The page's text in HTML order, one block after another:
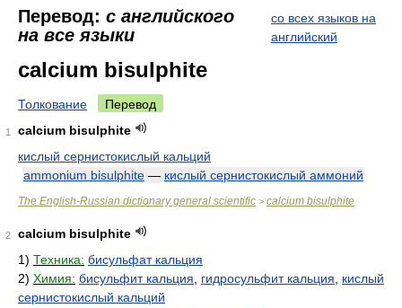
Перевод: с английского
на все языки
со всех языков на
английский
calcium bisulphite
Толкование Перевод
1
calcium bisulphite
кислый сернистокислый кальций
ammonium bisulphite — кислый сернистокислый аммоний
The English-Russian dictionary general scientific > calcium bisulphite
2
calcium bisulphite
1) Техника: бисульфат кальция
2) Химия: бисульфит кальция гидросульфит кальция
кислый
сернистокислый кальций